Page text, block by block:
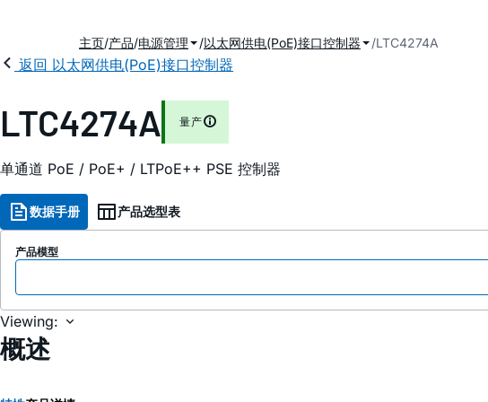
主页 产品 电源管理 以太网供电(PoE)接口控制器 LTC4274A
返回 以太网供电(PoE)接口控制器
LTC4274A 量产
单通道 PoE / PoE+ / LTPoE++ PSE 控制器
数据手册 产品选型表
产品模型
Viewing:
概述